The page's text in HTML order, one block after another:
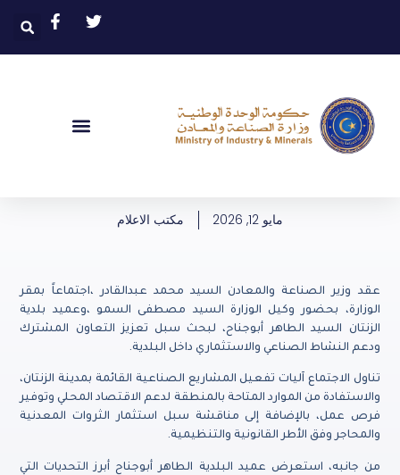
مايو 12, 2026 مكتب الاعلام
عقد وزير الصناعة والمعادن السيد محمد عبدالقادر ،اجتماعاً بمقر
الوزارة، بحضور وكيل الوزارة السيد مصطفى السمو ،وعميد بلدية
الزنتان السيد الطاهر أبوجناح، لبحث سبل تعزيز التعاون المشترك
ودعم النشاط الصناعي والاستثماري داخل البلدية.
تناول الاجتماع آليات تفعيل المشاريع الصناعية القائمة بمدينة الزنتان،
والاستفادة من الموارد المتاحة بالمنطقة لدعم الاقتصاد المحلي وتوفير
فرص عمل، بالإضافة إلى مناقشة سبل استثمار الثروات المعدنية
والمحاجر وفق الأطر القانونية والتنظيمية.
من جانبه، استعرض عميد البلدية الطاهر أبوجناح أبرز التحديات التي